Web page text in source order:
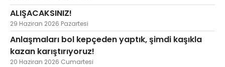
ALIŞACAKSINIZ!
29 Haziran 2026 Pazartesi
Anlaşmaları bol kepçeden yaptık, şimdi kaşıkla
kazan karıştırıyoruz!
20 Haziran 2026 Cumartesi